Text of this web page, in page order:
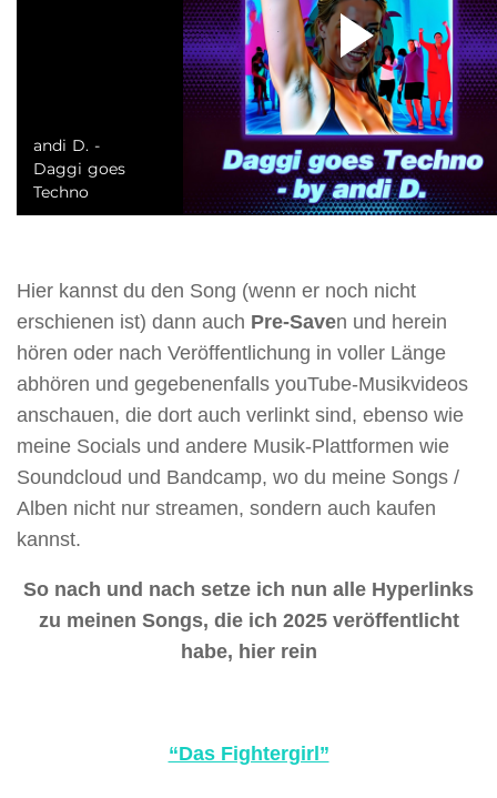
Hier kannst du den Song (wenn er noch nicht
erschienen ist) dann auch Pre-Saven und herein
hören oder nach Veröffentlichung in voller Länge
abhören und gegebenenfalls youTube-Musikvideos
anschauen, die dort auch verlinkt sind, ebenso wie
meine Socials und andere Musik-Plattformen wie
Soundcloud und Bandcamp, wo du meine Songs /
Alben nicht nur streamen, sondern auch kaufen
kannst.
So nach und nach setze ich nun alle Hyperlinks
zu meinen Songs, die ich 2025 veröffentlicht
habe, hier rein
“Das Fightergirl”